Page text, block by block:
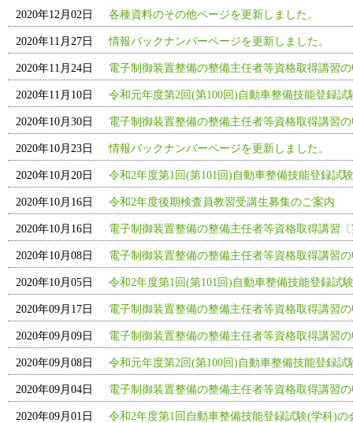
2020年12月02日 各種資料のその他ページを更新しました。
2020年11月27日 情報バックナンバーページを更新しました。
2020年11月24日 電子制御装置整備の整備主任者等資格取得講習
2020年11月10日 令和元年度第2回(第100回)自動車整備技能登録
2020年10月30日 電子制御装置整備の整備主任者等資格取得講習
2020年10月23日 情報バックナンバーページを更新しました。
2020年10月20日 令和2年度第1回(第101回)自動車整備技能登録試
2020年10月16日 令和2年度後期検査員教習受講生募集のご案内
2020年10月16日 電子制御装置整備の整備主任者等資格取得講習
2020年10月08日 電子制御装置整備の整備主任者等資格取得講習
2020年10月05日 令和2年度第1回(第101回)自動車整備技能登録試
2020年09月17日 電子制御装置整備の整備主任者等資格取得講習
2020年09月09日 電子制御装置整備の整備主任者等資格取得講習
2020年09月08日 令和元年度第2回(第100回)自動車整備技能登録
2020年09月04日 電子制御装置整備の整備主任者等資格取得講習
2020年09月01日 令和2年度第1回自動車整備技能登録試験(学科)の